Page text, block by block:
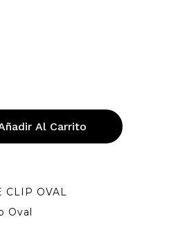
Al Carrito
CLIP OVAL
Oval